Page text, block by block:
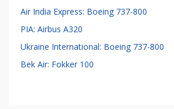
Air India Express: Boeing 737-800
PIA: Airbus A320
Ukraine International: Boeing 737-800
Bek Air: Fokker 100